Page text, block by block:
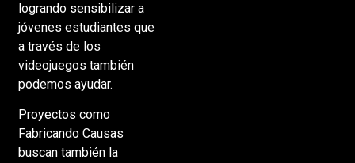
logrando sensibilizar a
jóvenes estudiantes que
a través de los
videojuegos también
podemos ayudar.
Proyectos como
Fabricando Causas
buscan también la